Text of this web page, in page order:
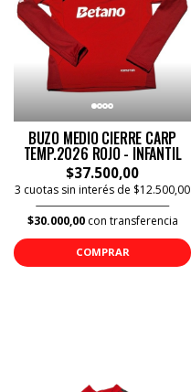
BUZO MEDIO CIERRE CARP
TEMP.2026 ROJO - INFANTIL
$37.500,00
3 cuotas sin interés de $12.500,00
$30.000,00con transferencia
COMPRAR